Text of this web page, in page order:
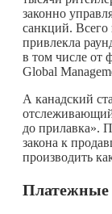
законно
санкций.
привлекла
в том числе от
Global
А канадский
до прилавка».
закона к
производить
Платежные